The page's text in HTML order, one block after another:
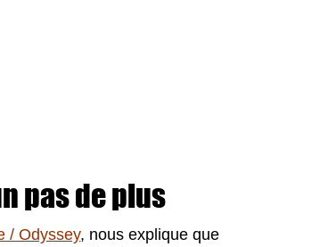
pas de plus
/ Odyssey, nous explique que